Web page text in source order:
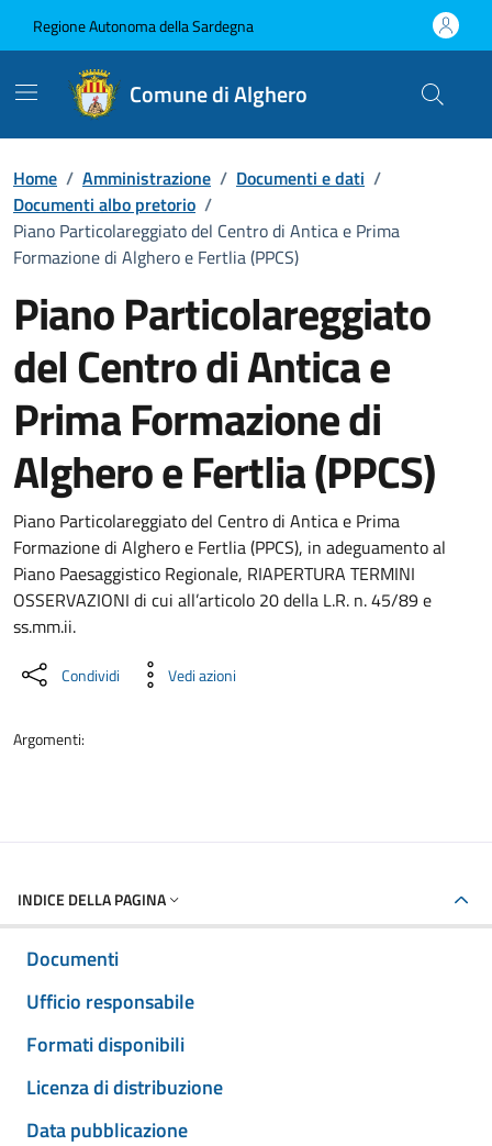
Regione Autonoma della Sardegna
Comune di Alghero
Home / Amministrazione / Documenti e dati /
Documenti albo pretorio /
Piano Particolareggiato del Centro di Antica e Prima
Formazione di Alghero e Fertlia (PPCS)
Piano Particolareggiato
del Centro di Antica e
Prima Formazione di
Alghero e Fertlia (PPCS)
Dettaglio del documento
Piano Particolareggiato del Centro di Antica e Prima
Formazione di Alghero e Fertlia (PPCS), in adeguamento al
Piano Paesaggistico Regionale, RIAPERTURA TERMINI
OSSERVAZIONI di cui all’articolo 20 della L.R. n. 45/89 e
ss.mm.ii.
Condividi Vedi azioni
Argomenti:
INDICE DELLA PAGINA
Documenti
Ufficio responsabile
Formati disponibili
Licenza di distribuzione
Data pubblicazione